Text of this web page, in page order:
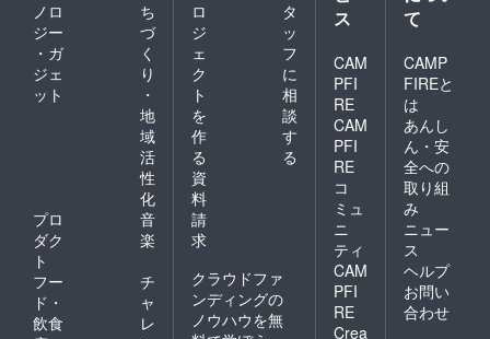
ノロ
ジー
・ガ
ジェ
ット
ち
づ
く
り
・
地
域
活
性
化
プロ
ダク
ト
音
楽
フー
ド・
飲食
チ
ャ
レ
ロ
ジ
ェ
ク
ト
を
作
る
タ
ッ
フ
に
相
談
す
る
資
料
請
求
クラウドファ
ンディングの
ノウハウを無
ス
CAM
PFI
RE
CAM
PFI
RE
コ
ミュ
ニ
ティ
CAM
PFI
RE
Crea
て
CAMP
FIREと
は
あんし
ん・安
全への
取り組
み
ニュー
ス
ヘルプ
お問い
合わせ